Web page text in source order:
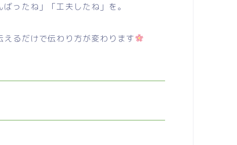
ったね」「工夫したね」を。
るだけで伝わり方が変わります